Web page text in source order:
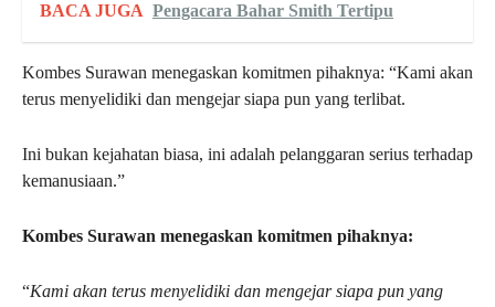
BACA JUGA Pengacara Bahar Smith Tertipu
Kombes Surawan menegaskan komitmen pihaknya: “Kami akan
terus menyelidiki dan mengejar siapa pun yang terlibat.
Ini bukan kejahatan biasa, ini adalah pelanggaran serius terhadap
kemanusiaan.”
Kombes Surawan menegaskan komitmen pihaknya:
“Kami akan terus menyelidiki dan mengejar siapa pun yang